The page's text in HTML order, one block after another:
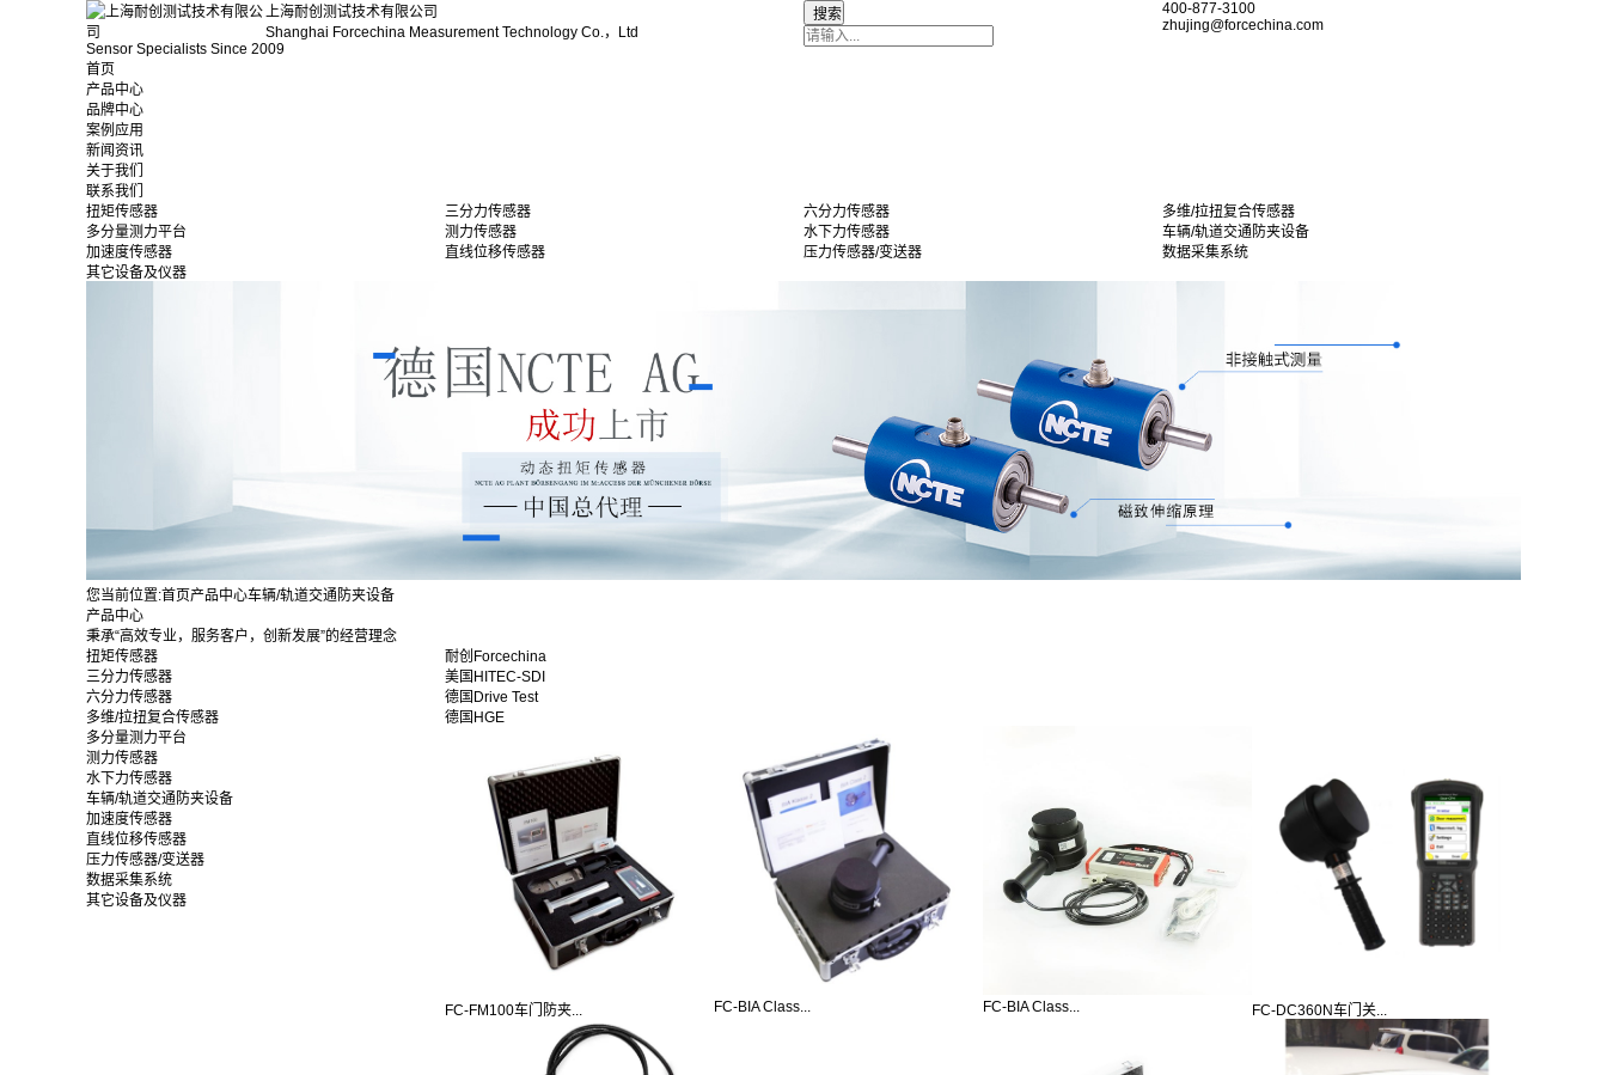
上海耐创测试技术有限公司
Shanghai Forcechina Measurement Technology Co.，Ltd
Sensor Specialists Since 2009
400-877-3100
zhujing@forcechina.com
首页
产品中心
品牌中心
案例应用
新闻资讯
关于我们
联系我们
扭矩传感器
三分力传感器 六分力传感器
多维/拉扭复合传感器
多分量测力平台
测力传感器 水下力传感器
车辆/轨道交通防夹设备
加速度传感器
直线位移传感器 压力传感器/变送器
数据采集系统
其它设备及仪器
您当前位置:首页产品中心车辆/轨道交通防夹设备
产品中心
秉承“高效专业，服务客户，创新发展”的经营理念
扭矩传感器
三分力传感器
六分力传感器
多维/拉扭复合传感器
多分量测力平台
测力传感器
水下力传感器
车辆/轨道交通防夹设备
加速度传感器
直线位移传感器
压力传感器/变送器
数据采集系统
其它设备及仪器
耐创Forcechina
美国HITEC-SDI
德国Drive Test
德国HGE
FC-FM100车门防夹... FC-BIA Class... FC-BIA Class... FC-DC360N车门关...